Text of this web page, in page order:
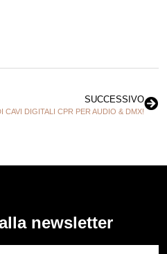
SUCCESSIVO
CAVI DIGITALI CPR PER AUDIO & DMX!
newsletter